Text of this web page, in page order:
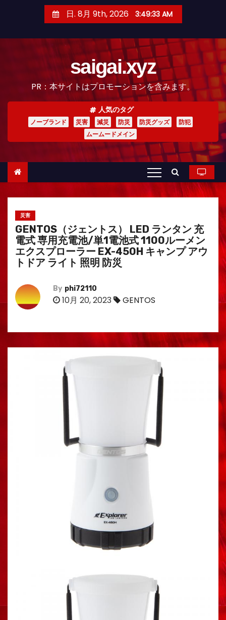
日. 8月 9th, 2026 3:49:35 AM
saigai.xyz
PR：本サイトはプロモーションを含みます。
人気のタグ
ノーブランド 災害 減災 防災 防災グッズ
防犯
ムームードメイン
災害
GENTOS（ジェントス） LED ランタン 充
電式 専用充電池/単1電池式 1100ルーメン
エクスプローラー EX-450H キャンプ アウ
トドア ライト 照明 防災
By phi72110
10月 20, 2023 GENTOS